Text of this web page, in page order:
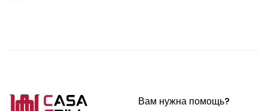
Вам нужна помощь?